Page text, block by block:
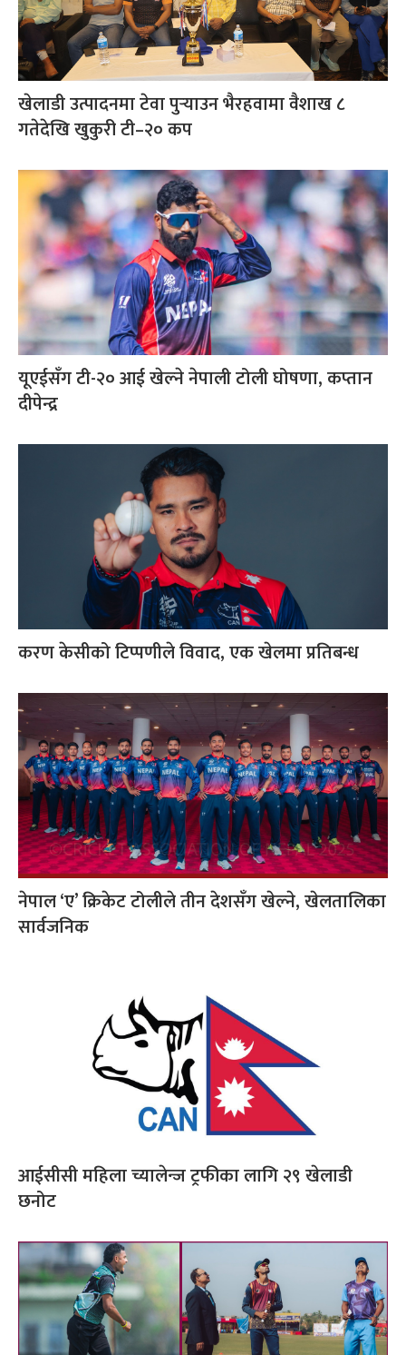
खेलाडी उत्पादनमा टेवा पुर्‍याउन भैरहवामा वैशाख ८
गतेदेखि खुकुरी टी–२० कप
यूएईसँग टी-२० आई खेल्ने नेपाली टोली घोषणा, कप्तान
दीपेन्द्र
करण केसीको टिप्पणीले विवाद, एक खेलमा प्रतिबन्ध
नेपाल ‘ए’ क्रिकेट टोलीले तीन देशसँग खेल्ने, खेलतालिका
सार्वजनिक
आईसीसी महिला च्यालेन्ज ट्रफीका लागि २९ खेलाडी
छनोट